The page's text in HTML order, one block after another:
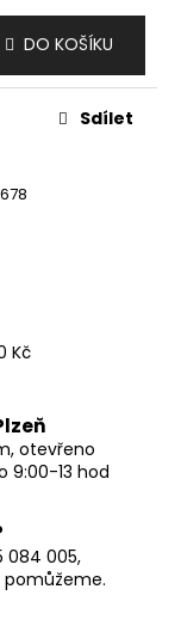
DO KOŠÍKU
Sdílet
Kč
otevřeno
9:00-13 hod
084 005,
pomůžeme.